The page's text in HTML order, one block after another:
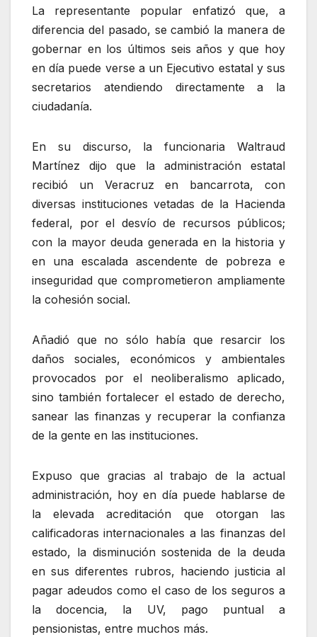
La representante popular enfatizó que, a
diferencia del pasado, se cambió la manera de
gobernar en los últimos seis años y que hoy
en día puede verse a un Ejecutivo estatal y sus
secretarios atendiendo directamente a la
ciudadanía.
En su discurso, la funcionaria Waltraud
Martínez dijo que la administración estatal
recibió un Veracruz en bancarrota, con
diversas instituciones vetadas de la Hacienda
federal, por el desvío de recursos públicos;
con la mayor deuda generada en la historia y
en una escalada ascendente de pobreza e
inseguridad que comprometieron ampliamente
la cohesión social.
Añadió que no sólo había que resarcir los
daños sociales, económicos y ambientales
provocados por el neoliberalismo aplicado,
sino también fortalecer el estado de derecho,
sanear las finanzas y recuperar la confianza
de la gente en las instituciones.
Expuso que gracias al trabajo de la actual
administración, hoy en día puede hablarse de
la elevada acreditación que otorgan las
calificadoras internacionales a las finanzas del
estado, la disminución sostenida de la deuda
en sus diferentes rubros, haciendo justicia al
pagar adeudos como el caso de los seguros a
la docencia, la UV, pago puntual a
pensionistas, entre muchos más.